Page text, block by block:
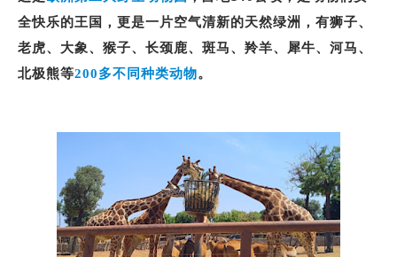
全快乐的王国，更是一片空气清新的天然绿洲，有狮子、
老虎、大象、猴子、长颈鹿、斑马、羚羊、犀牛、河马、
北极熊等200多不同种类动物。